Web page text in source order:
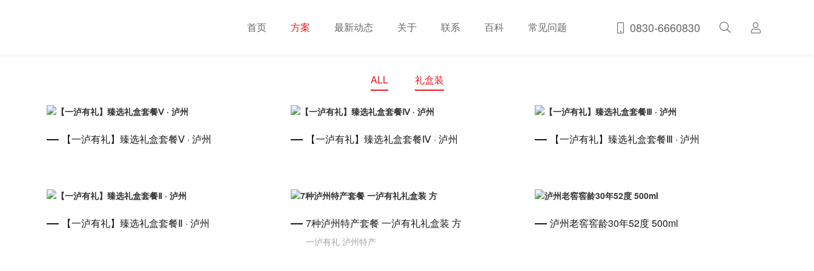
首页 方案 最新动态 关于 联系 百科 常见问题 0830-6660830
ALL 礼盒装
【一泸有礼】臻选礼盒套餐Ⅴ · 泸州 【一泸有礼】臻选礼盒套餐Ⅳ · 泸州 【一泸有礼】臻选礼盒套餐Ⅲ · 泸州
【一泸有礼】臻选礼盒套餐Ⅱ · 泸州 7种泸州特产套餐 一泸有礼礼盒装 方
一泸有礼 泸州特产
泸州老窖窖龄30年52度 500ml